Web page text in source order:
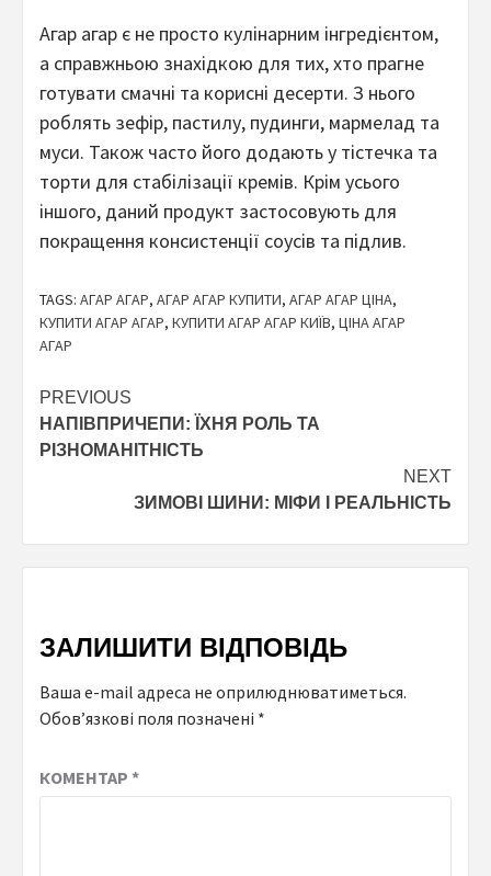
Агар агар є не просто кулінарним інгредієнтом,
а справжньою знахідкою для тих, хто прагне
готувати смачні та корисні десерти. З нього
роблять зефір, пастилу, пудинги, мармелад та
муси. Також часто його додають у тістечка та
торти для стабілізації кремів. Крім усього
іншого, даний продукт застосовують для
покращення консистенції соусів та підлив.
TAGS: АГАР АГАР, АГАР АГАР КУПИТИ, АГАР АГАР ЦІНА,
КУПИТИ АГАР АГАР, КУПИТИ АГАР АГАР КИЇВ, ЦІНА АГАР
АГАР
Continue
Reading
PREVIOUS
НАПІВПРИЧЕПИ: ЇХНЯ РОЛЬ ТА
РІЗНОМАНІТНІСТЬ
NEXT
ЗИМОВІ ШИНИ: МІФИ І РЕАЛЬНІСТЬ
ЗАЛИШИТИ ВІДПОВІДЬ
Ваша e-mail адреса не оприлюднюватиметься.
Обов’язкові поля позначені *
КОМЕНТАР *